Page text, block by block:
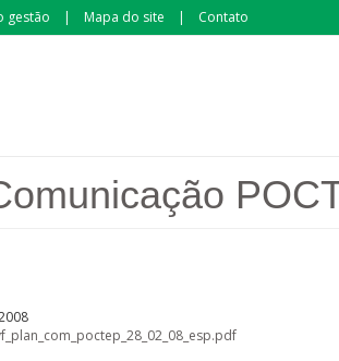
gestão Mapa do site Contato